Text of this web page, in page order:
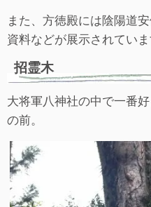
また、方徳殿には陰陽道
資料などが展示されていま
招霊木
大将軍八神社の中で一番
の前。